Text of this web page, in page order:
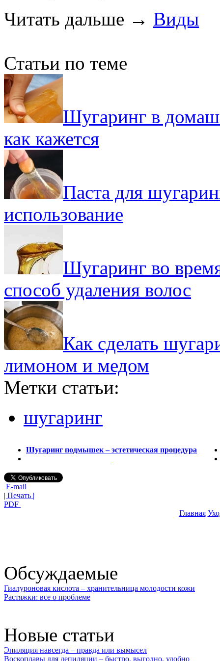
Читать дальше → Виды
Статьи по теме
Шугаринг в
как кажется
Паста для
использование
Шугаринг во
способ удаления волос
Как сделать
лимоном и медом
Метки статьи:
шугаринг
Шугаринг подмышек – эстетическая процедура
E-mail
| Печать |
PDF
Главная
Обсуждаемые
Гиалуроновая кислота – хранительница молодости кожи
Растяжки: все о проблеме
Новые статьи
Эпиляция навсегда – правда или вымысел
Воскоплавы для депиляции – быстро, выгодно, удобно